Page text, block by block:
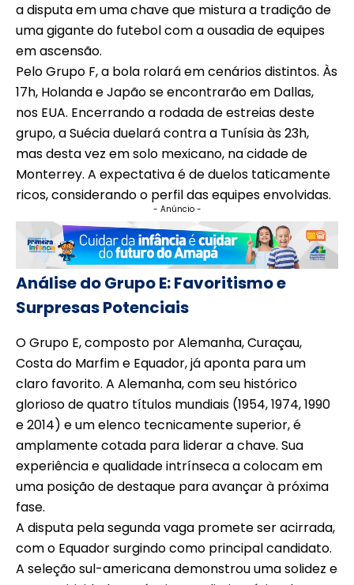
a disputa em uma chave que mistura a tradição de
uma gigante do futebol com a ousadia de equipes
em ascensão.
Pelo Grupo F, a bola rolará em cenários distintos. Às
17h, Holanda e Japão se encontrarão em Dallas,
nos EUA. Encerrando a rodada de estreias deste
grupo, a Suécia duelará contra a Tunísia às 23h,
mas desta vez em solo mexicano, na cidade de
Monterrey. A expectativa é de duelos taticamente
ricos, considerando o perfil das equipes envolvidas.
- Anúncio -
Análise do Grupo E: Favoritismo e
Surpresas Potenciais
O Grupo E, composto por Alemanha, Curaçau,
Costa do Marfim e Equador, já aponta para um
claro favorito. A Alemanha, com seu histórico
glorioso de quatro títulos mundiais (1954, 1974, 1990
e 2014) e um elenco tecnicamente superior, é
amplamente cotada para liderar a chave. Sua
experiência e qualidade intrínseca a colocam em
uma posição de destaque para avançar à próxima
fase.
A disputa pela segunda vaga promete ser acirrada,
com o Equador surgindo como principal candidato.
A seleção sul-americana demonstrou uma solidez e